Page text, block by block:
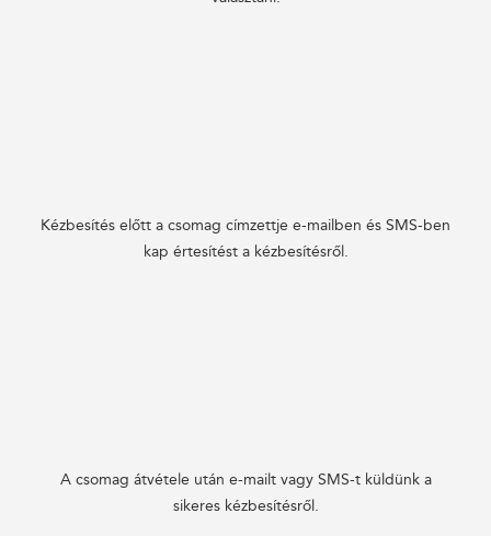
Kézbesítés előtt a csomag címzettje e-mailben és SMS-ben
kap értesítést a kézbesítésről.
A csomag átvétele után e-mailt vagy SMS-t küldünk a
sikeres kézbesítésről.